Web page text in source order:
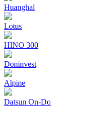
Huanghal
Lotus
HINO 300
Doninvest
Alpine
Datsun On-Do